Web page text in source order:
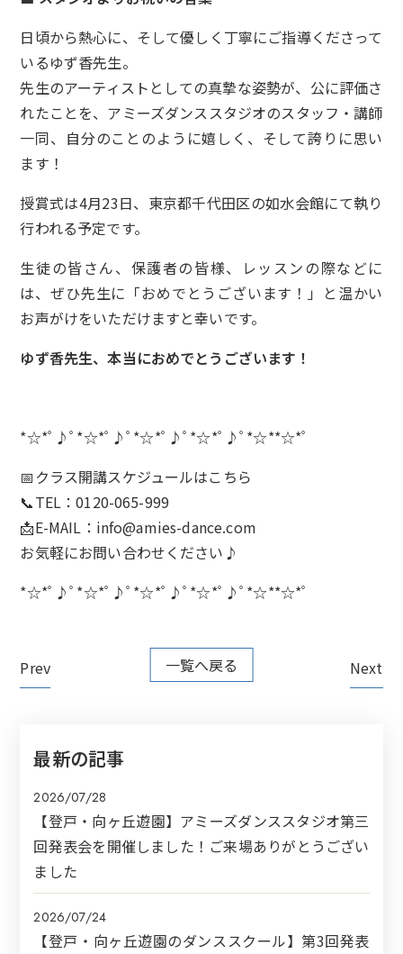
日頃から熱心に、そして優しく丁寧にご指導くださって
いるゆず香先生。
先生のアーティストとしての真摯な姿勢が、公に評価さ
れたことを、アミーズダンススタジオのスタッフ・講師
一同、自分のことのように嬉しく、そして誇りに思い
ます！
授賞式は4月23日、東京都千代田区の如水会館にて執り
行われる予定です。
生徒の皆さん、保護者の皆様、レッスンの際などに
は、ぜひ先生に「おめでとうございます！」と温かい
お声がけをいただけますと幸いです。
ゆず香先生、本当におめでとうございます！
*☆*ﾟ♪ﾟ*☆*ﾟ♪ﾟ*☆*ﾟ♪ﾟ*☆*ﾟ♪ﾟ*☆**☆*ﾟ
📅クラス開講スケジュールはこちら
📞TEL：0120-065-999
📩E-MAIL： info@amies-dance.com
お気軽にお問い合わせください♪
*☆*ﾟ♪ﾟ*☆*ﾟ♪ﾟ*☆*ﾟ♪ﾟ*☆*ﾟ♪ﾟ*☆**☆*ﾟ
Prev 一覧へ戻る Next
最新の記事
2026/07/28
【登戸・向ヶ丘遊園】アミーズダンススタジオ第三
回発表会を開催しました！ご来場ありがとうござい
ました
2026/07/24
【登戸・向ヶ丘遊園のダンススクール】第3回発表